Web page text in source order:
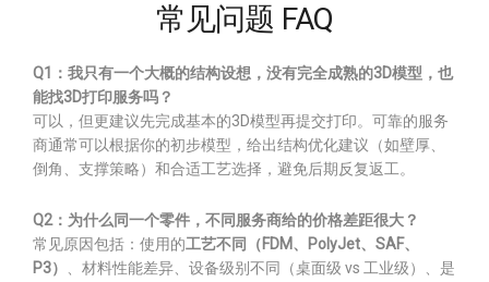
常见问题 FAQ
Q1：我只有一个大概的结构设想，没有完全成熟的3D模型，也
能找3D打印服务吗？
可以，但更建议先完成基本的3D模型再提交打印。可靠的服务
商通常可以根据你的初步模型，给出结构优化建议（如壁厚、
倒角、支撑策略）和合适工艺选择，避免后期反复返工。
Q2：为什么同一个零件，不同服务商给的价格差距很大？
常见原因包括：使用的工艺不同（FDM、PolyJet、SAF、
P3）
、材料性能差异、设备级别不同（桌面级 vs 工业级）、是